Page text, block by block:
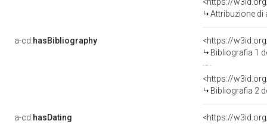
Attribuzione di
a-cd:hasBibliography
<https://
Bibliografia 1
<https://
Bibliografia 2
a-cd:hasDating
<https://